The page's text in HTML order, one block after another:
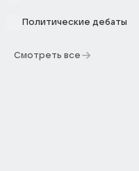
Политические дебаты
Смотреть все